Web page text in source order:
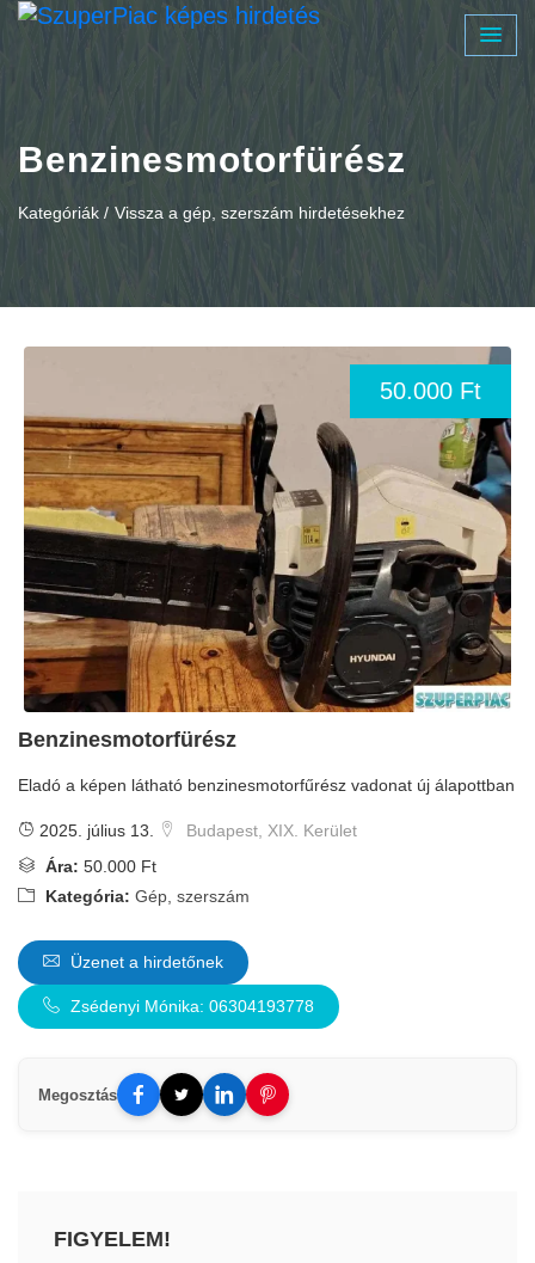
Benzinesmotorfürész
Kategóriák / Vissza a gép, szerszám hirdetésekhez
50.000 Ft
Benzinesmotorfürész
Eladó a képen látható benzinesmotorfűrész vadonat új álapottban
2025. július 13.
Budapest, XIX. Kerület
Ára: 50.000 Ft
Kategória: Gép, szerszám
Üzenet a hirdetőnek
Zsédenyi Mónika: 06304193778
Megosztás
FIGYELEM!